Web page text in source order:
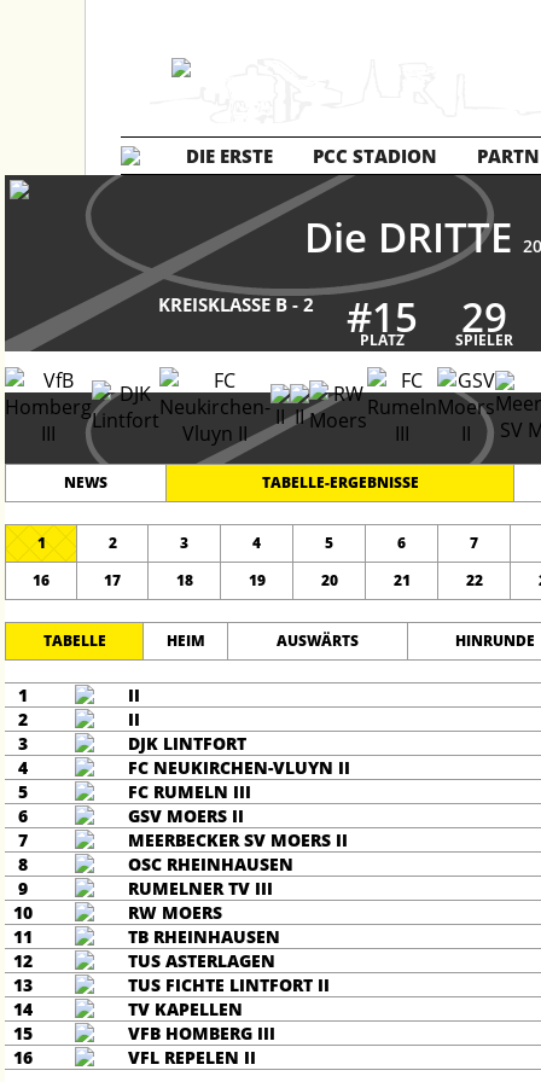
DIE ERSTE PCC STADION
Die DRITTE
NEWS TABELLE-ERGEBNISSE
1 2 3 4 5 6
7
16
17 18 19 20 21 22
TABELLE HEIM AUSWÄRTS HINRUNDE
1
II
2
II
3
DJK LINTFORT
4
FC NEUKIRCHEN-VLUYN II
5
FC RUMELN III
6
GSV MOERS II
7
MEERBECKER SV MOERS II
8
OSC RHEINHAUSEN
9
RUMELNER TV III
10
RW MOERS
11
TB RHEINHAUSEN
12
TUS ASTERLAGEN
13
TUS FICHTE LINTFORT II
14
TV KAPELLEN
15
VFB HOMBERG III
16
VFL REPELEN II
29
SPIELER
#15
PLATZ
KREISKLASSE B - 2